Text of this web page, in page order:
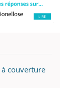
couverture